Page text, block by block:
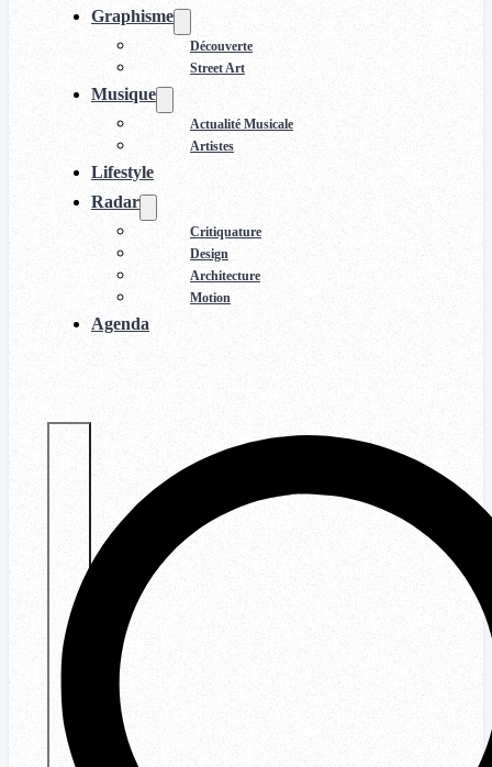
Graphisme
Découverte
Street Art
Musique
Actualité Musicale
Artistes
Lifestyle
Radar
Critiquature
Design
Architecture
Motion
Agenda